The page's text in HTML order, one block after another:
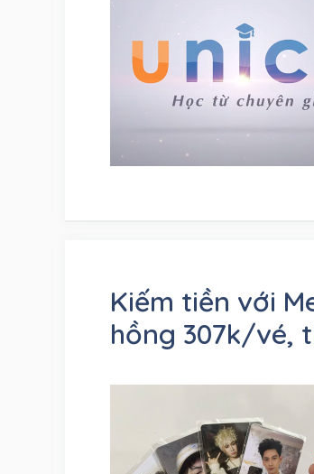
Kiếm tiền với
hồng 307k/vé,